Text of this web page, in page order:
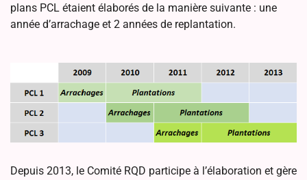
plans PCL étaient élaborés de la manière suivante : une
année d’arrachage et 2 années de replantation.
Depuis 2013, le Comité RQD participe à l’élaboration et gère